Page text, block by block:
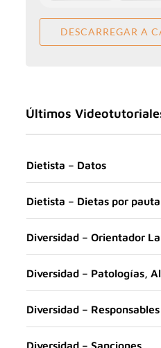
DESCARREGAR A
Últimos
Dietista – Datos
Dietista – Dietas por
Diversidad – Orientador
Diversidad – Patologías,
Diversidad – Responsables
Diversidad – Sanciones